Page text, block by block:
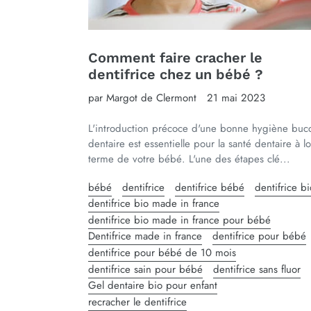
Comment faire cracher le
dentifrice chez un bébé ?
par Margot de Clermont
21 mai 2023
L'introduction précoce d'une bonne hygiène
dentaire est essentielle pour la santé dentaire à
terme de votre bébé. L'une des étapes clé...
bébé
dentifrice dentifrice bébé
dentifrice
dentifrice bio made in france
dentifrice bio made in france pour bébé
Dentifrice made in france
dentifrice pour bébé
dentifrice pour bébé de 10 mois
dentifrice sain pour bébé
dentifrice sans fluor
Gel dentaire bio pour enfant
recracher le dentifrice